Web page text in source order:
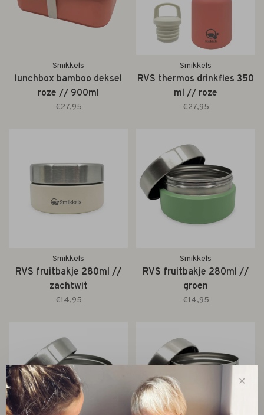
Smikkels
lunchbox bamboo deksel
roze // 900ml
€27,95
Smikkels
RVS thermos drinkfles 350
ml // roze
€27,95
Smikkels
RVS fruitbakje 280ml //
zachtwit
€14,95
Smikkels
RVS fruitbakje 280ml //
groen
€14,95
✕